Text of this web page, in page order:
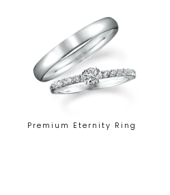
Premium Eternity Ring